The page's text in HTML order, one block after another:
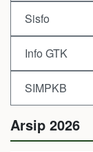
Sisfo
Info GTK
SIMPKB
Arsip 2026